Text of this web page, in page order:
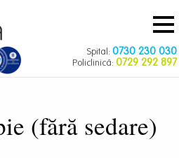
Spital: 0730 230 030
Policlinică: 0729 292 897
(fără sedare)